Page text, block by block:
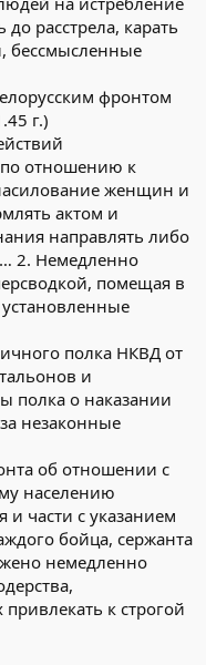
расстрела, карать
бессмысленные
фронтом
г.)
отношению к
женщин и
актом и
направлять либо
2. Немедленно
помещая в
полка НКВД от
и
полка о наказании
незаконные
об отношении с
населению
и части с указанием
бойца, сержанта
немедленно
к строгой